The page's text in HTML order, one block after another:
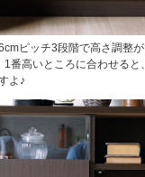
ピッチ3段階で高さ調整
番高いところに合わせると
よ♪